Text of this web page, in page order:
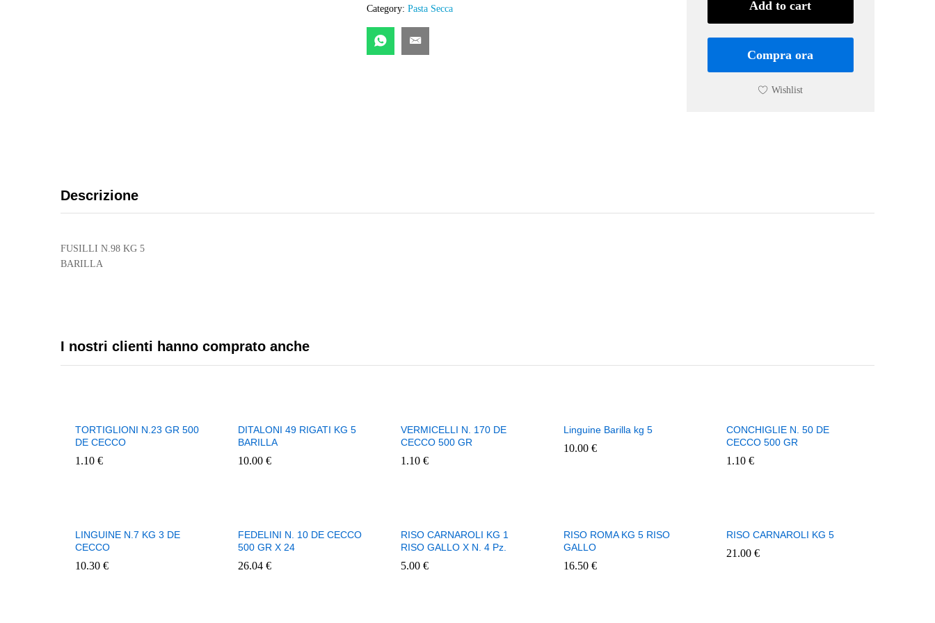
Category: Pasta Secca Add to cart
Compra ora
Wishlist
Descrizione
FUSILLI N.98 KG 5
BARILLA
I nostri clienti hanno comprato anche
TORTIGLIONI N.23 GR 500
DE CECCO
1.10 €
DITALONI 49 RIGATI KG 5
BARILLA
10.00 €
VERMICELLI N. 170 DE
CECCO 500 GR
1.10 €
Linguine Barilla kg 5
10.00 €
CONCHIGLIE N. 50 DE
CECCO 500 GR
1.10 €
LINGUINE N.7 KG 3 DE
CECCO
10.30 €
FEDELINI N. 10 DE CECCO
500 GR X 24
26.04 €
RISO CARNAROLI KG 1
RISO GALLO X N. 4 Pz.
5.00 €
RISO ROMA KG 5 RISO
GALLO
16.50 €
RISO CARNAROLI KG 5
21.00 €